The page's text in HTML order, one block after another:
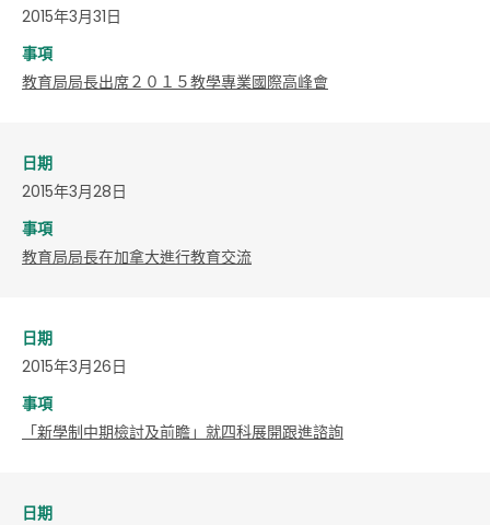
2015年3月31日
事項
教育局局長出席２０１５教學專業國際高峰會
日期
2015年3月28日
事項
教育局局長在加拿大進行教育交流
日期
2015年3月26日
事項
「新學制中期檢討及前瞻」就四科展開跟進諮詢
日期